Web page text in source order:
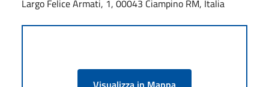
Largo Felice Armati, 1, 00043 Ciampino RM, Italia